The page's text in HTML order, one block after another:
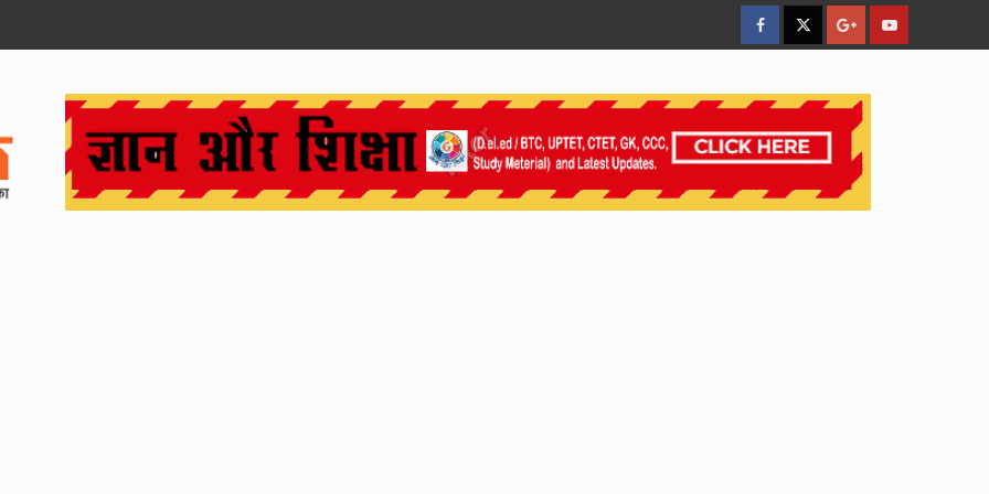
facebookTwitterGoogleYouTube